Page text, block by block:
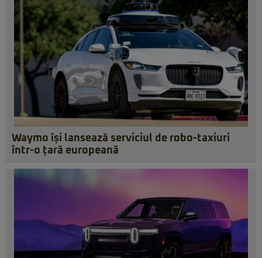
Waymo își lansează serviciul de robo-taxiuri
într-o țară europeană